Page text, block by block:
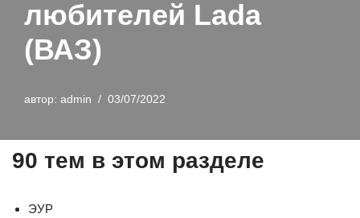
любителей Lada
(ВАЗ)
автор: admin 03/07/2022
90 тем в этом разделе
ЭУР